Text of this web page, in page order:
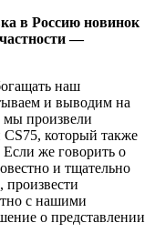
в Россию новинок
частности —
наш
и выводим на
произвели
который также
Если же говорить о
и тщательно
произвести
с нашими
о представлении